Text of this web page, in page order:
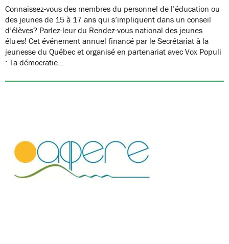
Connaissez-vous des membres du personnel de l’éducation ou
des jeunes de 15 à 17 ans qui s’impliquent dans un conseil
d’élèves? Parlez-leur du Rendez-vous national des jeunes
élu·es! Cet événement annuel financé par le Secrétariat à la
jeunesse du Québec et organisé en partenariat avec Vox Populi
: Ta démocratie…